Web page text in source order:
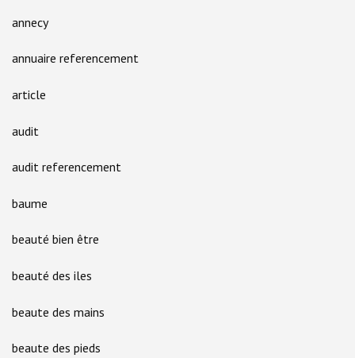
annecy
annuaire referencement
article
audit
audit referencement
baume
beauté bien être
beauté des iles
beaute des mains
beaute des pieds